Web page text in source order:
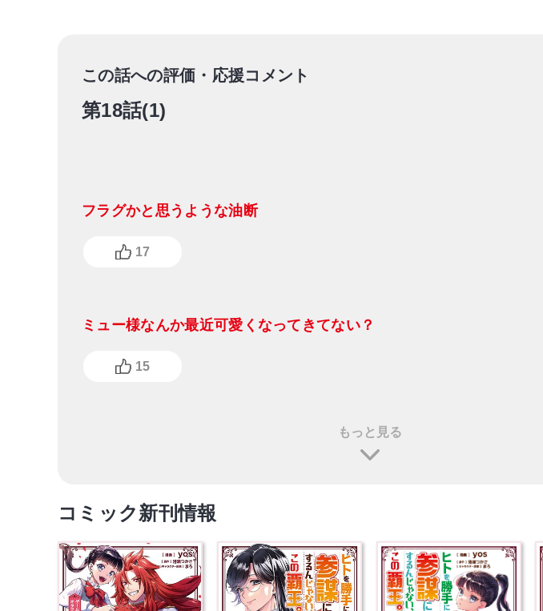
この話への評価・応援コメント
第18話(1)
フラグかと思うような油断
17
ミュー様なんか最近可愛くなってきてない？
15
もっと見る
コミック新刊情報